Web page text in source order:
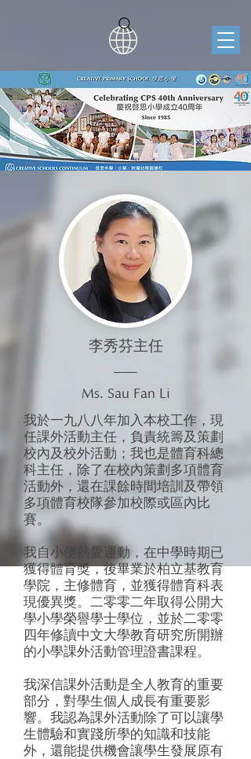
李秀芬主任
Ms. Sau Fan Li
我於一九八八年加入本校工作，現
任課外活動主任，負責統籌及策劃
校內及校外活動；我也是體育科總
科主任，除了在校內策劃多項體育
活動外，還在課餘時間培訓及帶領
多項體育校隊參加校際或區內比
賽。
我自小便熱愛運動，在中學時期已
獲得體育獎，後畢業於柏立基教育
學院，主修體育，並獲得體育科表
現優異獎。二零零二年取得公開大
學小學榮譽學士學位，並於二零零
四年修讀中文大學教育研究所開辦
的小學課外活動管理證書課程。
我深信課外活動是全人教育的重要
部分，對學生個人成長有重要影
響。我認為課外活動除了可以讓學
生體驗和實踐所學的知識和技能
外，還能提供機會讓學生發展原有